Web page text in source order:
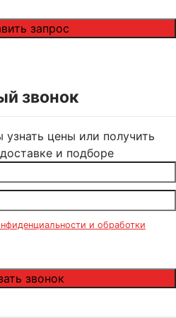
звонок
цены или получить
и подборе
и обработки